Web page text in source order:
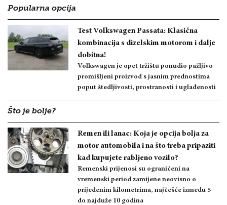
Popularna opcija
Test Volkswagen Passata: Klasična
kombinacija s dizelskim motorom i dalje
dobitna!
Volkswagen je opet tržištu ponudio pažljivo
promišljeni proizvod s jasnim prednostima
poput štedljivosti, prostranosti i uglađenosti
Što je bolje?
Remen ili lanac: Koja je opcija bolja za
motor automobila i na što treba pripaziti
kad kupujete rabljeno vozilo?
Remenski prijenosi su ograničeni na
vremenski period zamijene neovisno o
prijeđenim kilometrima, najčešće između 5
do najduže 10 godina